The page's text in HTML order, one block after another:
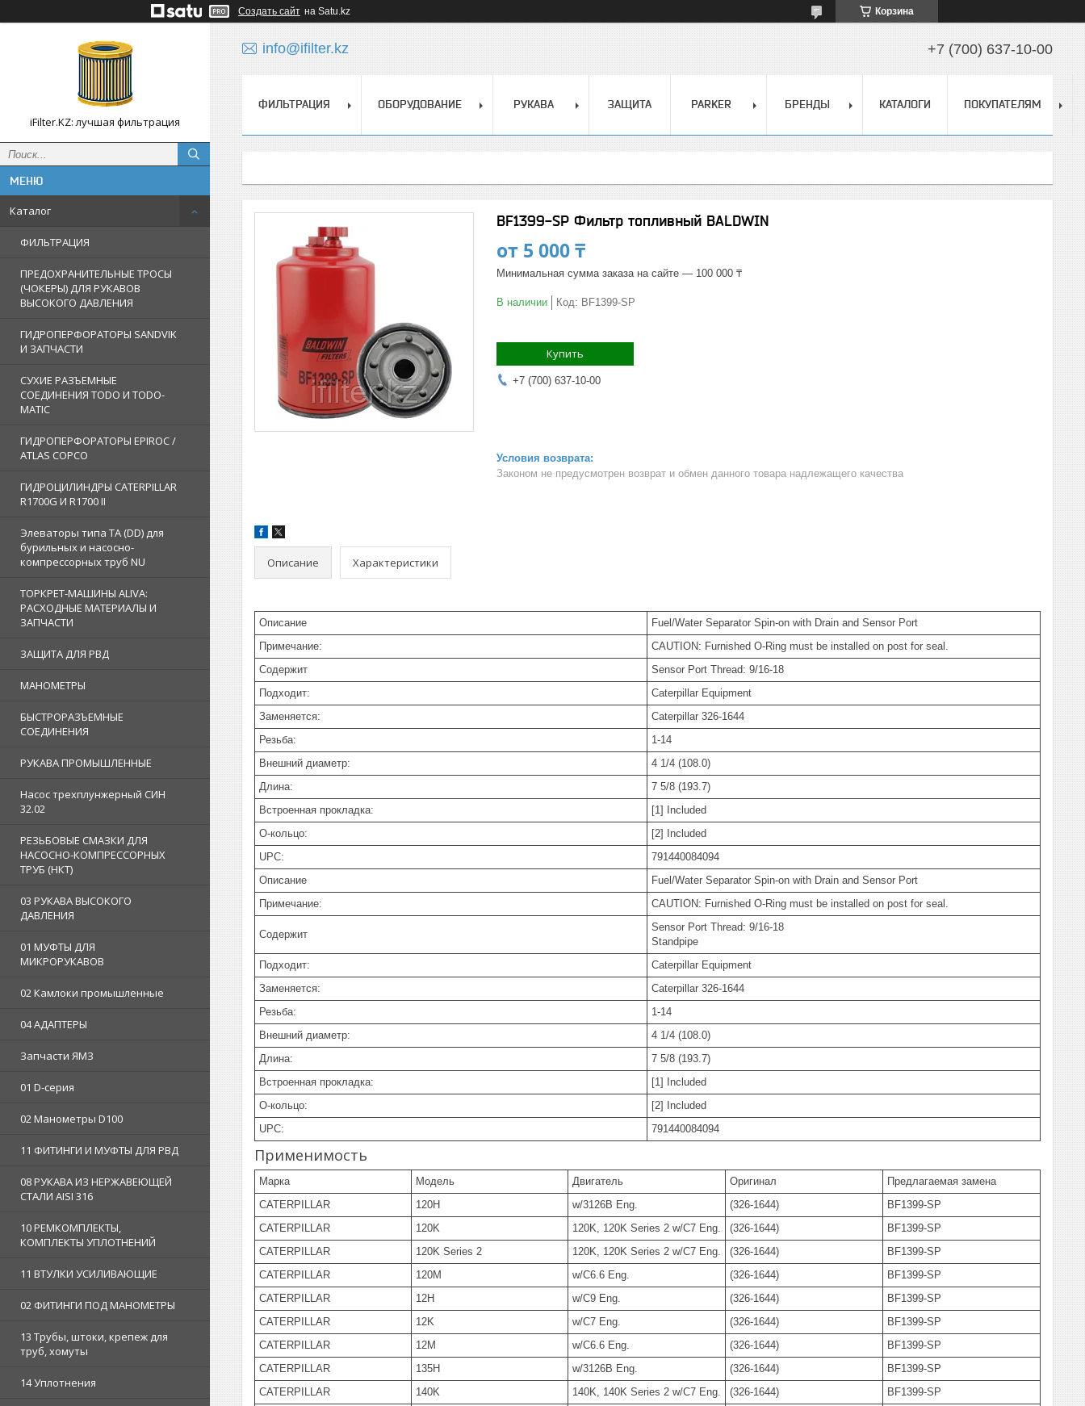
Создать сайт на Satu.kz Корзина
iFilter.KZ: лучшая фильтрация
Каталог
ФИЛЬТРАЦИЯ
ПРЕДОХРАНИТЕЛЬНЫЕ ТРОСЫ
(ЧОКЕРЫ) ДЛЯ РУКАВОВ
ВЫСОКОГО ДАВЛЕНИЯ
ГИДРОПЕРФОРАТОРЫ SANDVIK
И ЗАПЧАСТИ
СУХИЕ РАЗЪЕМНЫЕ
СОЕДИНЕНИЯ TODO И TODO-
MATIC
ГИДРОПЕРФОРАТОРЫ EPIROC /
ATLAS COPCO
ГИДРОЦИЛИНДРЫ CATERPILLAR
R1700G И R1700 II
Элеваторы типа TA (DD) для
бурильных и насосно-
компрессорных труб NU
ТОРКРЕТ-МАШИНЫ ALIVA:
РАСХОДНЫЕ МАТЕРИАЛЫ И
ЗАПЧАСТИ
ЗАЩИТА ДЛЯ РВД
МАНОМЕТРЫ
БЫСТРОРАЗЪЕМНЫЕ
СОЕДИНЕНИЯ
РУКАВА ПРОМЫШЛЕННЫЕ
Насос трехплунжерный СИН
32.02
РЕЗЬБОВЫЕ СМАЗКИ ДЛЯ
НАСОСНО-КОМПРЕССОРНЫХ
ТРУБ (НКТ)
03 РУКАВА ВЫСОКОГО
ДАВЛЕНИЯ
01 МУФТЫ ДЛЯ
МИКРОРУКАВОВ
02 Камлоки промышленные
04 АДАПТЕРЫ
Запчасти ЯМЗ
01 D-серия
02 Манометры D100
11 ФИТИНГИ И МУФТЫ ДЛЯ РВД
08 РУКАВА ИЗ НЕРЖАВЕЮЩЕЙ
СТАЛИ AISI 316
10 РЕМКОМПЛЕКТЫ,
КОМПЛЕКТЫ УПЛОТНЕНИЙ
11 ВТУЛКИ УСИЛИВАЮЩИЕ
02 ФИТИНГИ ПОД МАНОМЕТРЫ
13 Трубы, штоки, крепеж для
труб, хомуты
14 Уплотнения
info@ifilter.kz +7 (700) 637-10-00
ФИЛЬТРАЦИЯ ОБОРУДОВАНИЕ РУКАВА ЗАЩИТА PARKER БРЕНДЫ КАТАЛОГИ ПОКУПАТЕЛЯМ
BF1399-SP Фильтр топливный BALDWIN
от 5 000 ₸
Минимальная сумма заказа на сайте — 100 000 ₸
В наличии Код: BF1399-SP
Купить
+7 (700) 637-10-00
Законом не предусмотрен возврат и обмен данного товара надлежащего качества
Описание Характеристики
Описание
Fuel/Water Separator Spin-on with Drain and Sensor Port
Примечание:
CAUTION: Furnished O-Ring must be installed on post for seal.
Содержит
Sensor Port Thread: 9/16-18
Подходит:
Caterpillar Equipment
Заменяется:
Caterpillar 326-1644
Резьба:
1-14
Внешний диаметр:
4 1/4 (108.0)
Длина:
7 5/8 (193.7)
Встроенная прокладка:
[1] Included
О-кольцо:
[2] Included
UPC:
791440084094
Описание
Fuel/Water Separator Spin-on with Drain and Sensor Port
Примечание:
CAUTION: Furnished O-Ring must be installed on post for seal.
Содержит
Sensor Port Thread: 9/16-18
Standpipe
Подходит:
Caterpillar Equipment
Заменяется:
Caterpillar 326-1644
Резьба:
1-14
Внешний диаметр:
4 1/4 (108.0)
Длина:
7 5/8 (193.7)
Встроенная прокладка:
[1] Included
О-кольцо:
[2] Included
UPC:
791440084094
Применимость
Марка Модель Двигатель Оригинал
Предлагаемая замена
CATERPILLAR
120H w/3126B Eng. (326-1644)
BF1399-SP
CATERPILLAR
120K 120K, 120K Series 2 w/C7 Eng. (326-1644)
BF1399-SP
CATERPILLAR
120K Series 2 120K, 120K Series 2 w/C7 Eng. (326-1644)
BF1399-SP
CATERPILLAR
120M w/C6.6 Eng. (326-1644)
BF1399-SP
CATERPILLAR
12H w/C9 Eng. (326-1644)
BF1399-SP
CATERPILLAR
12K w/C7 Eng. (326-1644)
BF1399-SP
CATERPILLAR
12M w/C6.6 Eng. (326-1644)
BF1399-SP
CATERPILLAR
135H w/3126B Eng. (326-1644)
BF1399-SP
CATERPILLAR
140K 140K, 140K Series 2 w/C7 Eng. (326-1644)
BF1399-SP